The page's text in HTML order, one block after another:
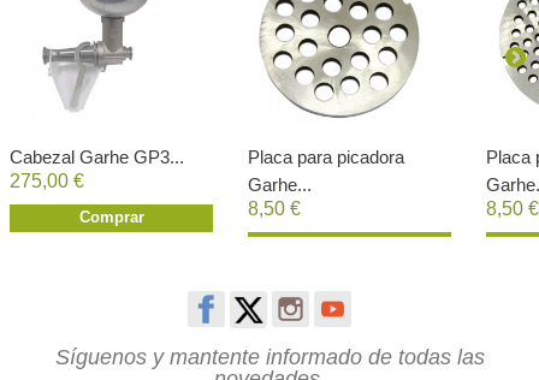
Cabezal Garhe GP3...
275,00 €
Comprar
Placa para picadora
Garhe...
8,50 €
Placa
8,50 €
Síguenos y mantente informado de todas las